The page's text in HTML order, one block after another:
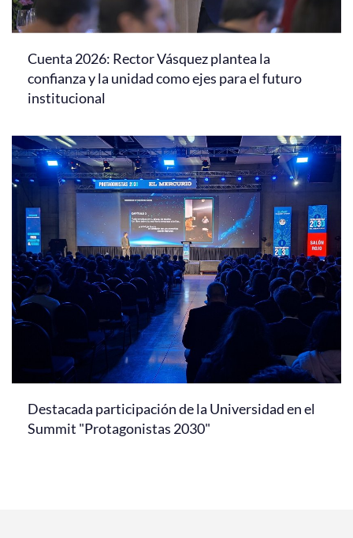
Cuenta 2026: Rector Vásquez plantea la
confianza y la unidad como ejes para el futuro
institucional
Destacada participación de la Universidad en el
Summit "Protagonistas 2030"